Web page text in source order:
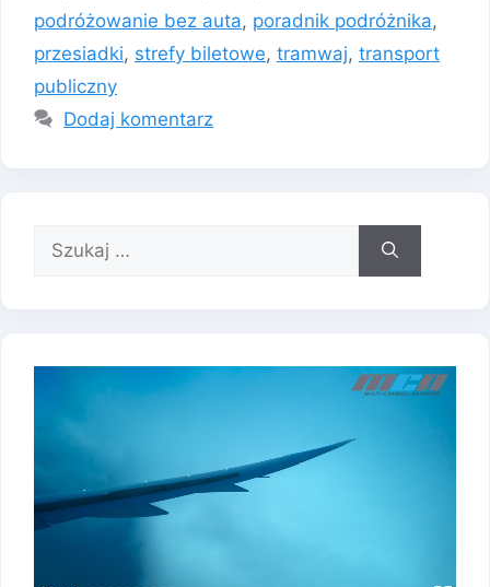
podróżowanie bez auta, poradnik podróżnika,
przesiadki, strefy biletowe, tramwaj, transport
publiczny
Dodaj komentarz